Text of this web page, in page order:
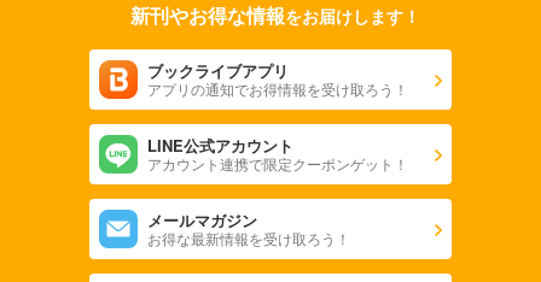
新刊やお得な情報をお届けします！
ブックライブアプリ
アプリの通知でお得情報を受け取ろう！
LINE公式アカウント
アカウント連携で限定クーポンゲット！
メールマガジン
お得な最新情報を受け取ろう！